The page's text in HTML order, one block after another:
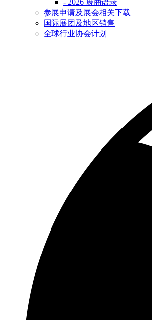
- 2026 展商语录
参展申请及展会相关下载
国际展团及地区销售
全球行业协会计划